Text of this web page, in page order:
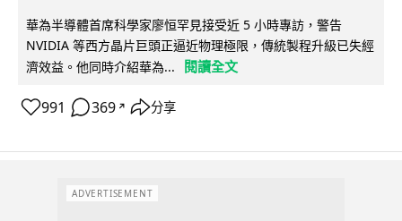
華為半導體首席科學家廖恒罕見接受近 5 小時專訪，警告
NVIDIA 等西方晶片巨頭正逼近物理極限，傳統製程升級已失經
濟效益。他同時介紹華為...
閱讀全文
991 369 ↗ 分享
ADVERTISEMENT